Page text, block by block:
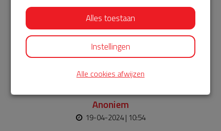
Bekijk alle
€ 10
Terence
€ 25
Anoniem
19-04-2024 | 10:54
Alles toestaan
Instellingen
Alle cookies afwijzen